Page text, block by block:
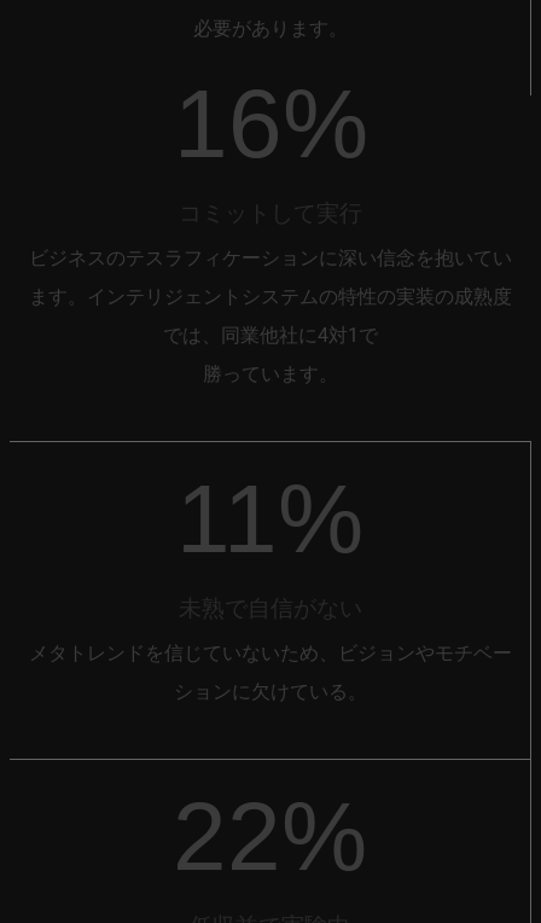
必要があります。
16%
コミットして実行
ビジネスのテスラフィケーションに深い信念を抱いてい
ます。インテリジェントシステムの特性の実装の成熟度
では、同業他社に4対1で
勝っています。
11%
未熟で自信がない
メタトレンドを信じていないため、ビジョンやモチベー
ションに欠けている。
22%